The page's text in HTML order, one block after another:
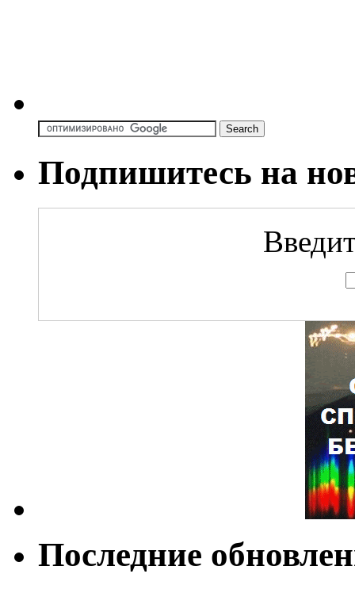
Подпишитесь на
Последние